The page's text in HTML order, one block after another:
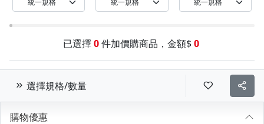
已選擇 0 件加價購商品，金額$ 0
選擇規格/數量
購物優惠